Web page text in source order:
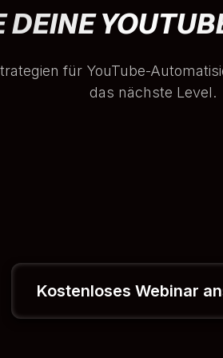
DEINE
für YouTube-
das nächste Level.
Kostenloses Webinar